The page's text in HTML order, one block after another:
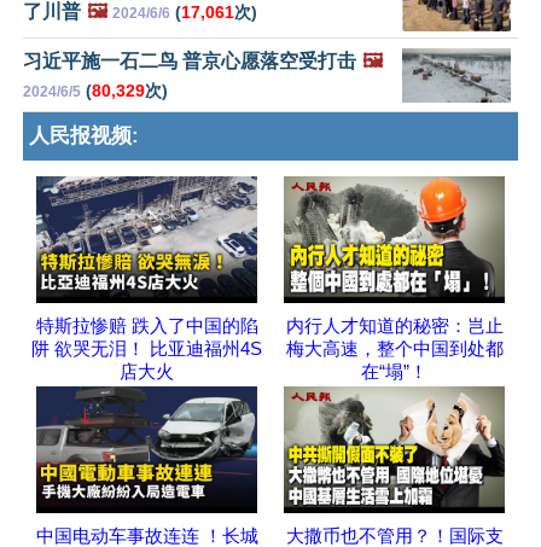
了川普 🖼️ 2024/6/6 (17,061次)
习近平施一石二鸟 普京心愿落空受打击 🖼️
2024/6/5 (80,329次)
人民报视频:
特斯拉惨赔 跌入了中国的陷
阱 欲哭无泪！ 比亚迪福州4S
店大火
内行人才知道的秘密：岂止
梅大高速，整个中国到处都
在“塌”！
中国电动车事故连连 ！长城
大撒币也不管用？！国际支